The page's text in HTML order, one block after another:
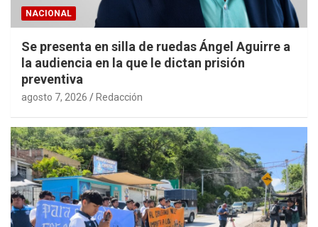
NACIONAL
Se presenta en silla de ruedas Ángel Aguirre a
la audiencia en la que le dictan prisión
preventiva
agosto 7, 2026 Redacción